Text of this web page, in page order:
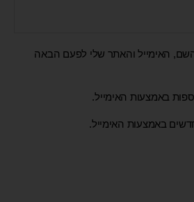
האימייל והאתר שלי לפעם הבאה
באמצעות האימייל.
באמצעות האימייל.